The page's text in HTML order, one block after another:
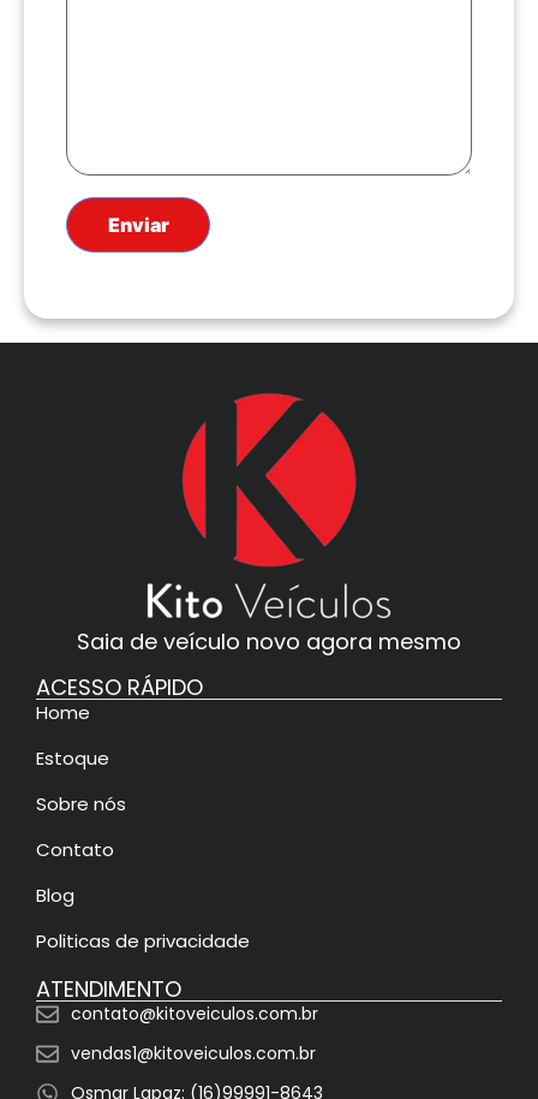
Saia de veículo novo agora mesmo
ACESSO RÁPIDO
Home
Estoque
Sobre nós
Contato
Blog
Politicas de privacidade
ATENDIMENTO
contato@kitoveiculos.com.br
vendas1@kitoveiculos.com.br
Osmar Lapaz: (16)99991-8643